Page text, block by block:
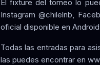
El fixture del torneo lo
Instagram @chilelnb,
oficial disponible en Android
Todas las entradas para
las puedes encontrar en